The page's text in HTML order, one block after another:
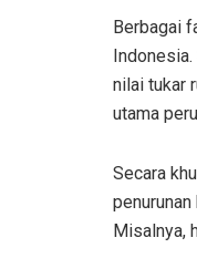
Berbagai
nilai tukar
utama
Secara
Misalnya,